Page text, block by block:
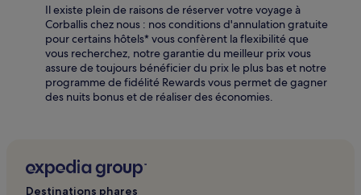
Il existe plein de raisons de réserver votre voyage à
Corballis chez nous : nos conditions d'annulation gratuite
pour certains hôtels* vous confèrent la flexibilité que
vous recherchez, notre garantie du meilleur prix vous
assure de toujours bénéficier du prix le plus bas et notre
programme de fidélité Rewards vous permet de gagner
des nuits bonus et de réaliser des économies.
Destinations phares